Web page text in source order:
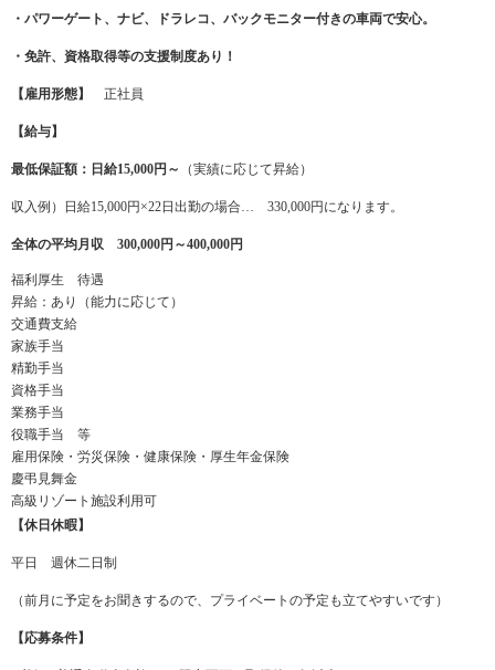
・パワーゲート、ナビ、ドラレコ、バックモニター付きの車両で安心。
・免許、資格取得等の支援制度あり！
【雇用形態】 正社員
【給与】
最低保証額：日給15,000円～ （実績に応じて昇給）
収入例）日給15,000円×22日出勤の場合… 330,000円になります。
全体の平均月収 300,000円～400,000円
福利厚生 待遇
昇給：あり（能力に応じて）
交通費支給
家族手当
精勤手当
資格手当
業務手当
役職手当 等
雇用保険・労災保険・健康保険・厚生年金保険
慶弔見舞金
高級リゾート施設利用可
【休日休暇】
平日 週休二日制
（前月に予定をお聞きするので、プライベートの予定も立てやすいです）
【応募条件】